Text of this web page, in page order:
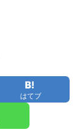
はてブ